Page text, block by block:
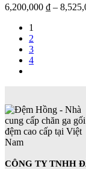
6,200,000 ₫ –
1
2
3
4
CÔNG TY TNHH